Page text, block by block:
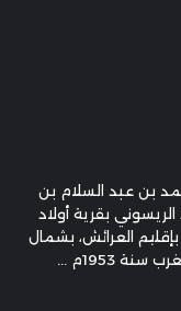
بن عبد السلام بن
بقرية أولاد
العرائش، بشمال
سنة 1953م ...